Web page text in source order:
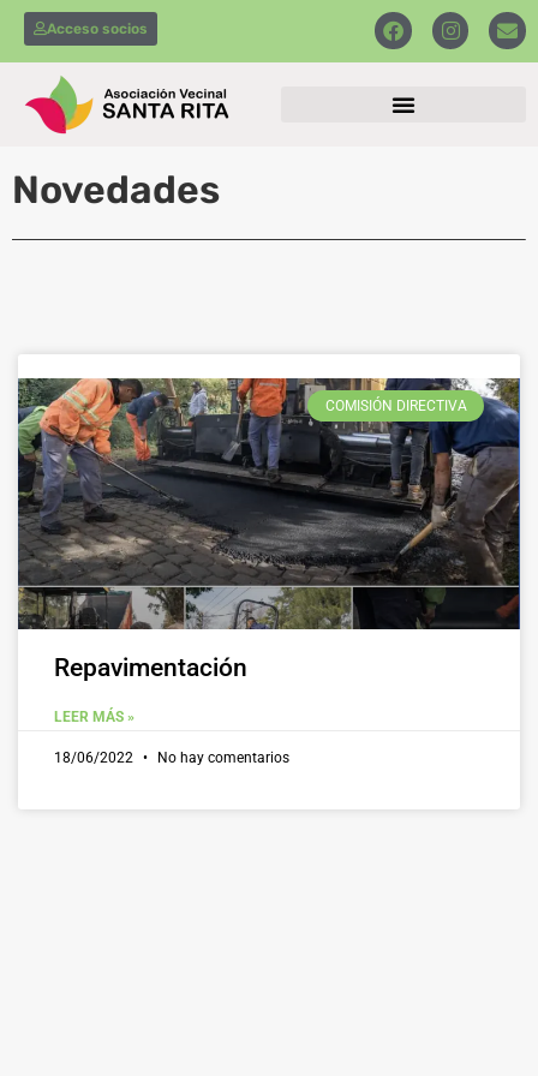
Acceso socios
Novedades
COMISIÓN DIRECTIVA
Repavimentación
LEER MÁS »
18/06/2022 No hay comentarios